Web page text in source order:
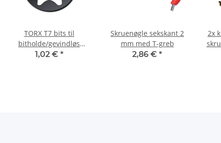
TORX T7 bits til
bitholde/gevindløs
skruetrække/slagnøgle
1,02 € *
Skruenøgle sekskant 2
mm med T-greb
2,86 € *
2x